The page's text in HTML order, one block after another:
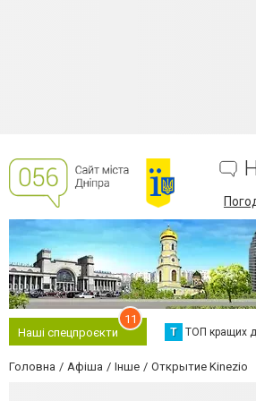
Наші спецпроєкти
11
Т ТОП кращих
Головна Афіша Інше Открытие Kinezio